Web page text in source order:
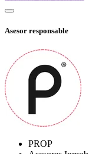
Asesor responsable
PROP